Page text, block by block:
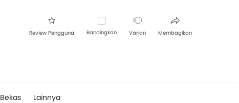
Review Pengguna Bandingkan Varian Membagikan
Bekas Lainnya